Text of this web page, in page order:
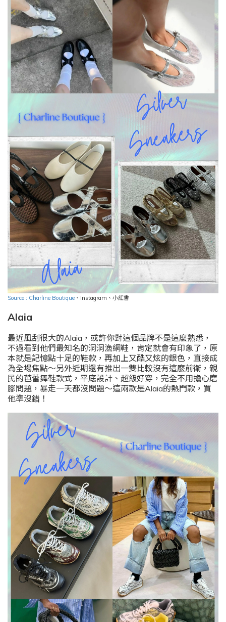
Source : Charline Boutique 、 Instagram 、小紅書
Alaia
最近風刮很大的Alaia，或許你對這個品牌不是這麼熟悉，
不過看到他們最知名的洞洞漁網鞋，肯定就會有印象了，原
本就是記憶點十足的鞋款，再加上又酷又炫的銀色，直接成
為全場焦點～另外近期還有推出一雙比較沒有這麼前衛，親
民的芭蕾舞鞋款式，平底設計、超級好穿，完全不用擔心磨
腳問題，暴走一天都沒問題～這兩款是Alaia的熱門款，買
他準沒錯！